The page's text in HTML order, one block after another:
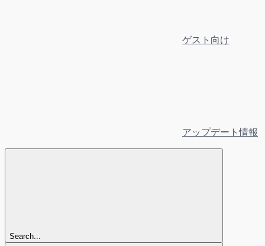
ゲスト向け
アップデート情報
Search...